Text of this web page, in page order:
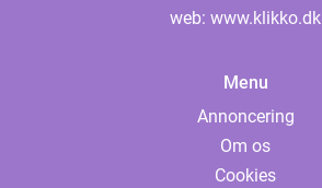
web: www.klikko.dk
Menu
Annoncering
Om os
Cookies